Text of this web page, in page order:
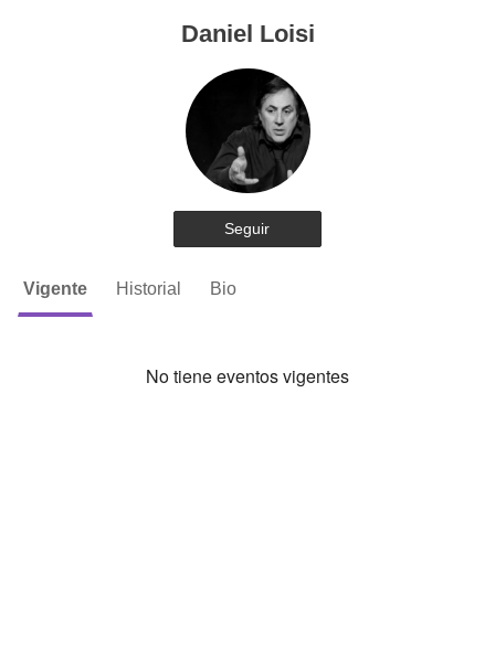
Daniel Loisi
Seguir
Vigente Historial Bio
No tiene eventos vigentes